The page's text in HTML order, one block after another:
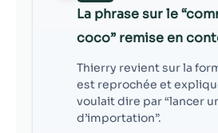
La phrase sur le
coco” remise en
Thierry revient sur la
est reprochée et
voulait dire par “lancer
d’importation”.